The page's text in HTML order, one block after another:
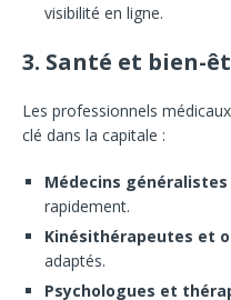
visibilité en ligne.
3. Santé et bien-
Les professionnels
clé dans la capitale :
Médecins
rapidement.
Kinésithérapeutes et
adaptés.
Psychologues et